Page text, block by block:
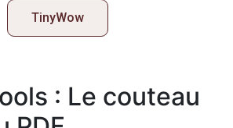
TinyWow
: Le couteau